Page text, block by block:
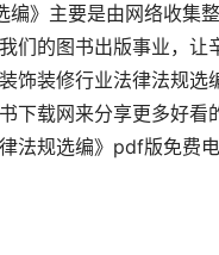
》主要是由网络收集
们的图书出版事业，
饰装修行业法律法规
下载网来分享更多好
法规选编》pdf版免费电